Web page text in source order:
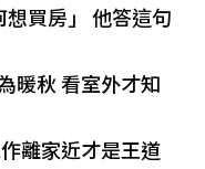
買房」 他答這句
暖秋 看室外才知
離家近才是王道